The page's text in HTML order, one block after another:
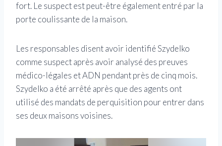
fort. Le suspect est peut-être également entré par la
porte coulissante de la maison.
Les responsables disent avoir identifié Szydelko
comme suspect après avoir analysé des preuves
médico-légales et ADN pendant près de cinq mois.
Szydelko a été arrêté après que des agents ont
utilisé des mandats de perquisition pour entrer dans
ses deux maisons voisines.